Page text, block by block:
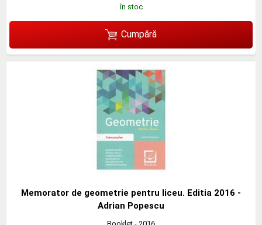
în stoc
Cumpără
Memorator de geometrie pentru liceu. Editia 2016 -
Adrian Popescu